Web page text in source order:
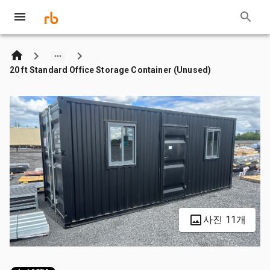
20 ft Standard Office Storage Container (Unused)
사진 11개